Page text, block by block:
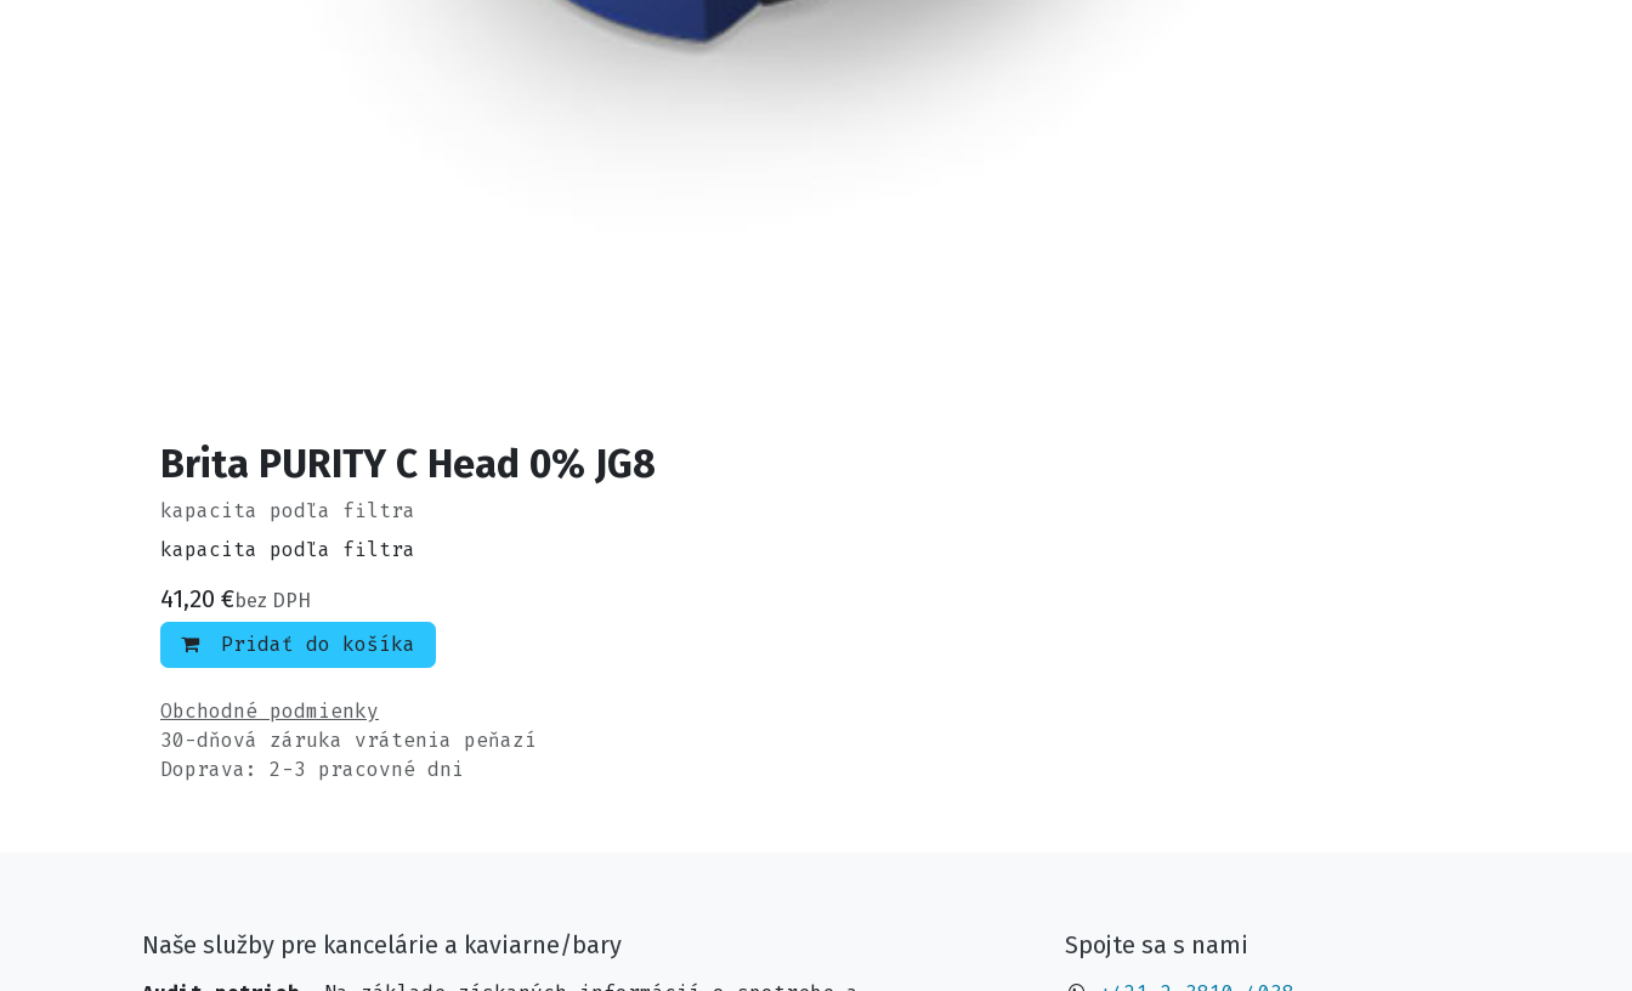
Brita PURITY C Head 0% JG8
kapacita podľa filtra
kapacita podľa filtra
41,20 €bez DPH
Pridať do košíka
Obchodné podmienky
30-dňová záruka vrátenia peňazí
Doprava: 2-3 pracovné dni
Naše služby pre kancelárie a kaviarne/bary Spojte sa s nami